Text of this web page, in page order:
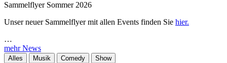
Sammelflyer Sommer 2026
Unser neuer Sammelflyer mit allen Events finden Sie hier.
…
mehr News
Alles Musik Comedy Show